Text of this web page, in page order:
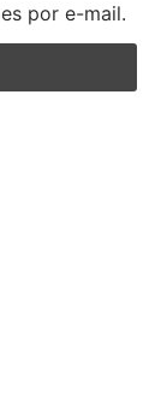
por e-mail.